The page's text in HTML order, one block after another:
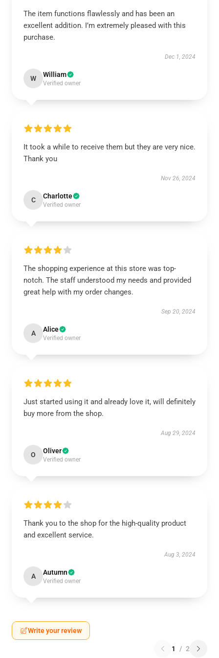
The item functions flawlessly and has been an
excellent addition. I’m extremely pleased with this
purchase.
Dec 1, 2024
W William
Verified owner
It took a while to receive them but they are very nice.
Thank you
Nov 26, 2024
C Charlotte
Verified owner
The shopping experience at this store was top-
notch. The staff understood my needs and provided
great help with my order changes.
Sep 20, 2024
A Alice
Verified owner
Just started using it and already love it, will definitely
buy more from the shop.
Aug 29, 2024
O Oliver
Verified owner
Thank you to the shop for the high-quality product
and excellent service.
Aug 3, 2024
A Autumn
Verified owner
Write your review
1 / 2